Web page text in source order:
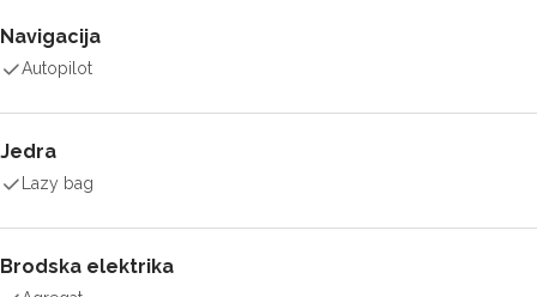
Navigacija
Autopilot
Jedra
Lazy bag
Brodska elektrika